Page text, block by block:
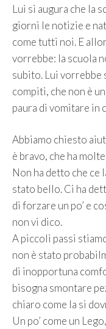
Lui si augura che la
giorni le notizie e
come tutti noi. E
vorrebbe: la scuola
subito. Lui vorrebbe
compiti, che non è
paura di vomitare in
Abbiamo chiesto
è bravo, che ha
Non ha detto che ce
stato bello. Ci ha
di forzare un po’ e
non vi dico.
A piccoli passi
non è stato
di inopportuna
bisogna smontare
chiaro come la si
Un po’ come un